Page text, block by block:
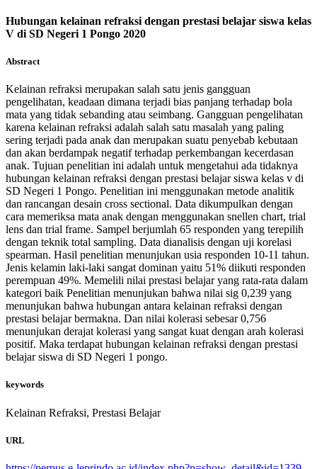
Hubungan kelainan refraksi dengan prestasi belajar siswa kelas
V di SD Negeri 1 Pongo 2020
Abstract
Kelainan refraksi merupakan salah satu jenis gangguan
pengelihatan, keadaan dimana terjadi bias panjang terhadap bola
mata yang tidak sebanding atau seimbang. Gangguan pengelihatan
karena kelainan refraksi adalah salah satu masalah yang paling
sering terjadi pada anak dan merupakan suatu penyebab kebutaan
dan akan berdampak negatif terhadap perkembangan kecerdasan
anak. Tujuan penelitian ini adalah untuk mengetahui ada tidaknya
hubungan kelainan refraksi dengan prestasi belajar siswa kelas v di
SD Negeri 1 Pongo. Penelitian ini menggunakan metode analitik
dan rancangan desain cross sectional. Data dikumpulkan dengan
cara memeriksa mata anak dengan menggunakan snellen chart, trial
lens dan trial frame. Sampel berjumlah 65 responden yang terepilih
dengan teknik total sampling. Data dianalisis dengan uji korelasi
spearman. Hasil penelitian menunjukan usia responden 10-11 tahun.
Jenis kelamin laki-laki sangat dominan yaitu 51% diikuti responden
perempuan 49%. Memelili nilai prestasi belajar yang rata-rata dalam
kategori baik Penelitian menunjukan bahwa nilai sig 0,239 yang
menunjukan bahwa hubungan antara kelainan refraksi dengan
prestasi belajar bermakna. Dan nilai kolerasi sebesar 0,756
menunjukan derajat kolerasi yang sangat kuat dengan arah kolerasi
positif. Maka terdapat hubungan kelainan refraksi dengan prestasi
belajar siswa di SD Negeri 1 pongo.
keywords
Kelainan Refraksi, Prestasi Belajar
URL